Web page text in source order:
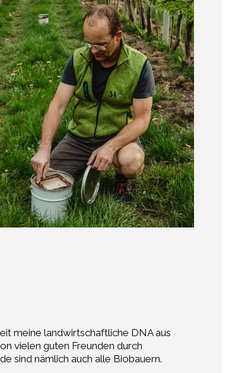
meine landwirtschaftliche DNA aus
vielen guten Freunden durch
sind nämlich auch alle Biobauern.